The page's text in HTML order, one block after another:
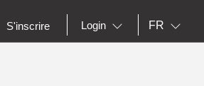
S'inscrire Login FR